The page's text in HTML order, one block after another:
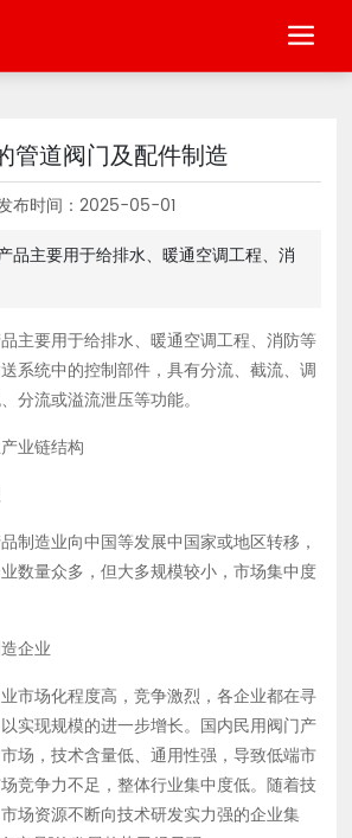
管道阀门及配件制造
布时间： 2025-05-01
品主要用于给排水、暖通空调工程、消
主要用于给排水、暖通空调工程、消防等
系统中的控制部件，具有分流、截流、调
分流或溢流泄压等功能。
业链结构
制造业向中国等发展中国家或地区转移，
数量众多，但大多规模较小，市场集中度
企业
市场化程度高，竞争激烈，各企业都在寻
实现规模的进一步增长。国内民用阀门产
场，技术含量低、通用性强，导致低端市
竞争力不足，整体行业集中度低。随着技
场资源不断向技术研发实力强的企业集